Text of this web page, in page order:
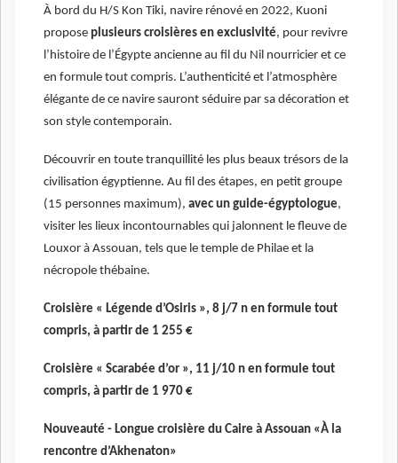
À bord du H/S Kon Tiki, navire rénové en 2022, Kuoni
propose plusieurs croisières en exclusivité, pour revivre
l’histoire de l’Égypte ancienne au fil du Nil nourricier et ce
en formule tout compris. L’authenticité et l’atmosphère
élégante de ce navire sauront séduire par sa décoration et
son style contemporain.
Découvrir en toute tranquillité les plus beaux trésors de la
civilisation égyptienne. Au fil des étapes, en petit groupe
(15 personnes maximum), avec un guide-égyptologue,
visiter les lieux incontournables qui jalonnent le fleuve de
Louxor à Assouan, tels que le temple de Philae et la
nécropole thébaine.
Croisière « Légende d’Osiris », 8 j/7 n en formule tout
compris, à partir de 1 255 €
Croisière « Scarabée d’or », 11 j/10 n en formule tout
compris, à partir de 1 970 €
Nouveauté - Longue croisière du Caire à Assouan «À la
rencontre d’Akhenaton»